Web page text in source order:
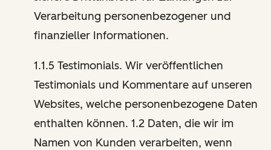
Verarbeitung personenbezogener und
finanzieller Informationen.
1.1.5 Testimonials. Wir veröffentlichen
Testimonials und Kommentare auf unseren
Websites, welche personenbezogene Daten
enthalten können. 1.2 Daten, die wir im
Namen von Kunden verarbeiten, wenn